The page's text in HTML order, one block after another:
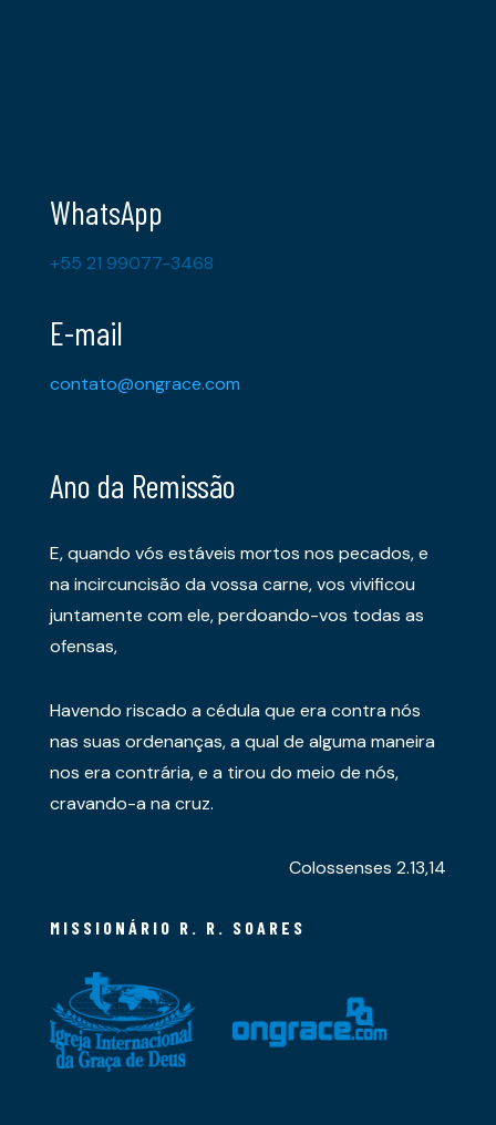
WhatsApp
+55 21 99077-3468
E-mail
contato@ongrace.com
Ano da Remissão
E, quando vós estáveis mortos nos pecados, e
na incircuncisão da vossa carne, vos vivificou
juntamente com ele, perdoando-vos todas as
ofensas,
Havendo riscado a cédula que era contra nós
nas suas ordenanças, a qual de alguma maneira
nos era contrária, e a tirou do meio de nós,
cravando-a na cruz.
Colossenses 2.13,14
MISSIONÁRIO R. R. SOARES